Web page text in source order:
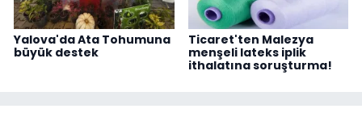
Yalova'da Ata Tohumuna
büyük destek
Ticaret'ten Malezya
menşeli lateks iplik
ithalatına soruşturma!